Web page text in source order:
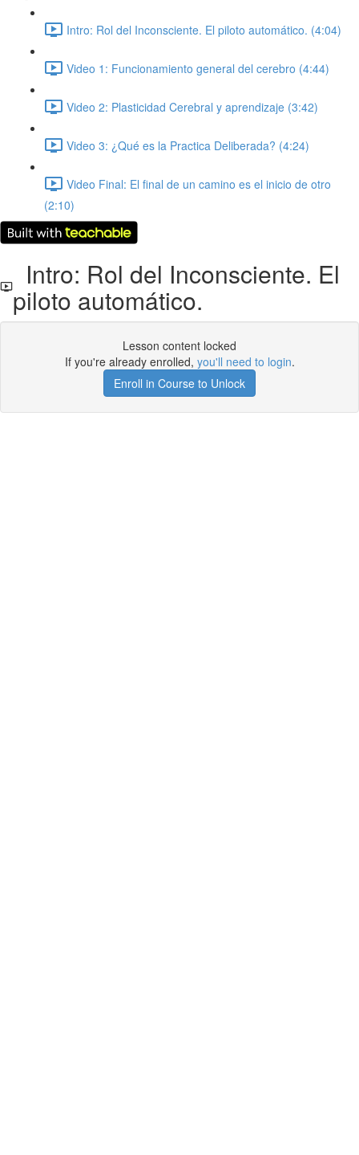
Intro: Rol del Inconsciente. El piloto automático. (4:04)
Video 1: Funcionamiento general del cerebro (4:44)
Video 2: Plasticidad Cerebral y aprendizaje (3:42)
Video 3: ¿Qué es la Practica Deliberada? (4:24)
Video Final: El final de un camino es el inicio de otro
(2:10)
Intro: Rol del Inconsciente. El
piloto automático.
Lesson content locked
If you're already enrolled, you'll need to login.
Enroll in Course to Unlock